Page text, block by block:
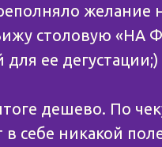
желание
Вижу столовую
для ее дегустации;)
дешево. По
в себе никакой